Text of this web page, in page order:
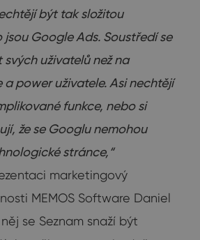
být tak složitou
Google Ads. Soustředí se
uživatelů než na
power uživatele. Asi nechtějí
funkce, nebo si
že se Googlu nemohou
stránce,“
marketingový
MEMOS Software Daniel
se Seznam snaží být